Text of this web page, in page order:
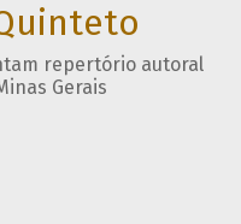
repertório autoral
Gerais